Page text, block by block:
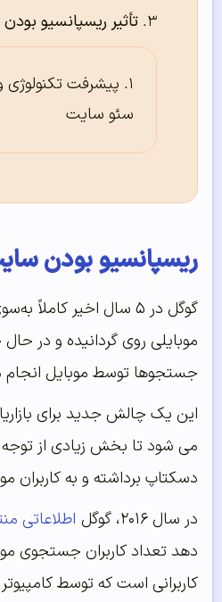
تأثیر ریسپانسیو
پیشرفت تکنولوژی
سئو سایت
ریسپانسیو بودن
گوگل در ۵ سال اخیر
موبایلی روی گردانیده و در
جستجوها توسط موبایل
این یک چالش جدید برای
می شود تا بخش زیادی از توجه
دسکتاپ برداشته و به کاربران
در سال ۲۰۱۶، گوگل
اطلاعاتی
دهد تعداد کاربران جستجوی
کاربرانی است که توسط